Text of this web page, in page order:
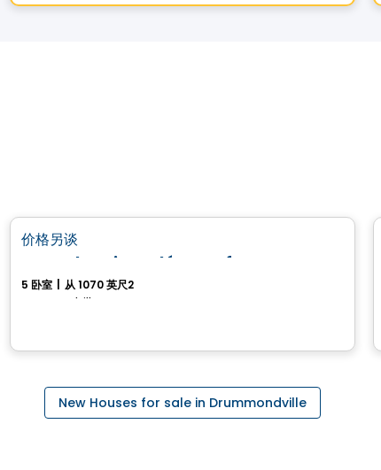
价格另谈
Superbes jumelés neufs
5 卧室 从 1070 英尺2
Drummondville, QC
New Houses for sale in Drummondville